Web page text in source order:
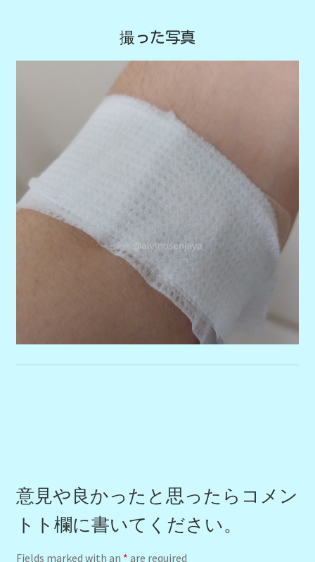
撮った写真
意見や良かったと思ったらコメン
トト欄に書いてください。
Fields marked with an * are required